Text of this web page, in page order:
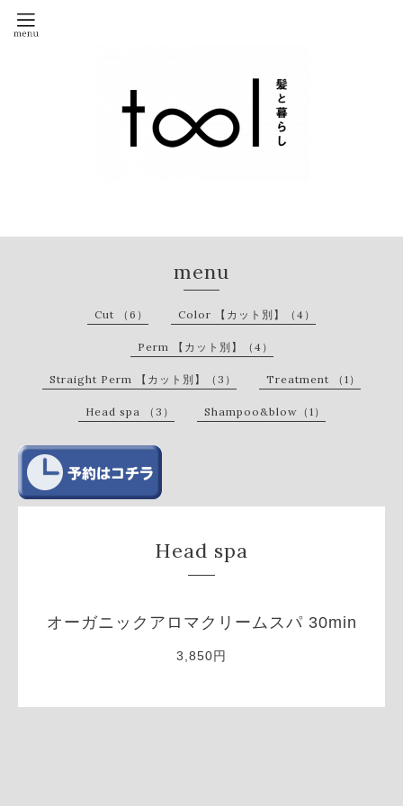
menu
Cut （6） Color 【カット別】（4）
Perm 【カット別】（4）
Straight Perm 【カット別】（3） Treatment （1）
Head spa （3） Shampoo&blow（1）
Head spa
オーガニックアロマクリームスパ 30min
3,850円